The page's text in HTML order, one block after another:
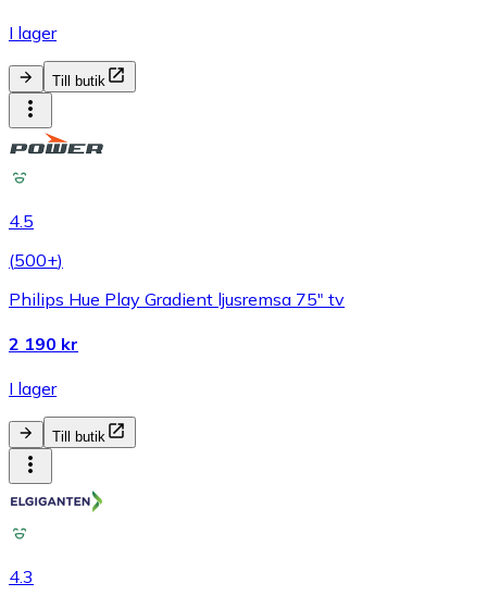
I lager
Till butik
4.5
(500+)
Philips Hue Play Gradient ljusremsa 75" tv
2 190 kr
I lager
Till butik
4.3